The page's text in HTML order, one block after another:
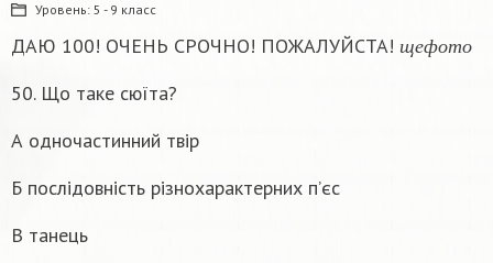
Уровень: 5 - 9 класс
ДАЮ 100! ОЧЕНЬ СРОЧНО! ПОЖАЛУЙСТА! щ е ф о т о
ф
50. Що таке сюїта?
А одночастинний твір
Б послідовність різнохарактерних п’єс
В танець